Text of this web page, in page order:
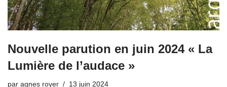
Nouvelle parution en juin 2024 « La
Lumière de l’audace »
par agnes royer 13 juin 2024